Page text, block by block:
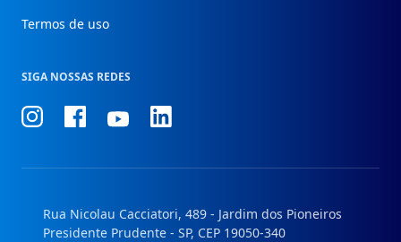
Termos de uso
SIGA NOSSAS REDES
ConheçaConheçaConheçaConheça
Rua Nicolau Cacciatori, 489 - Jardim dos Pioneiros
Presidente Prudente - SP, CEP 19050-340